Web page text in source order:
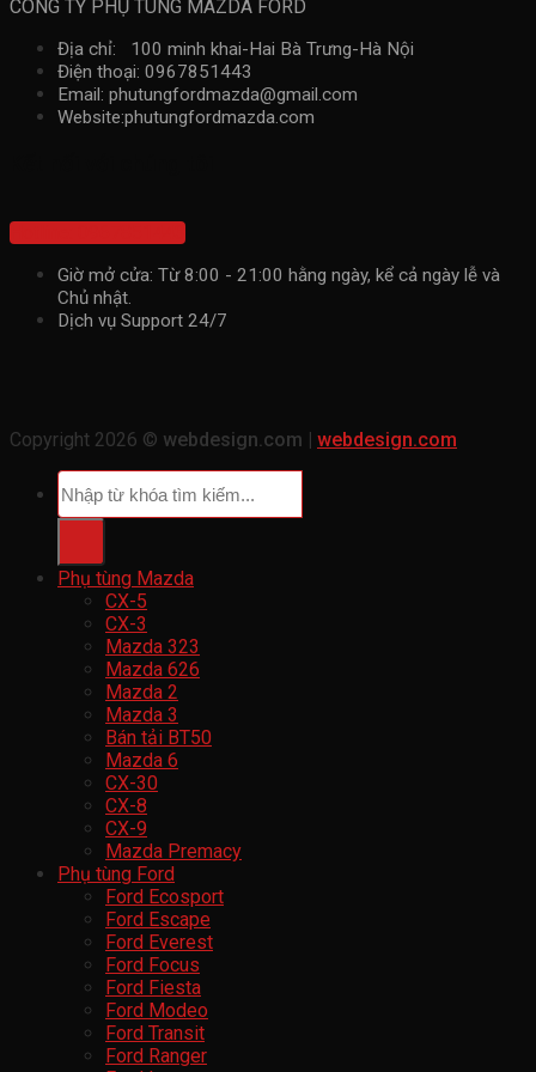
CÔNG TY PHỤ TÙNG MAZDA FORD
Địa chỉ: 100 minh khai-Hai Bà Trưng-Hà Nội
Điện thoại: 0967851443
Email: phutungfordmazda@gmail.com
Website:phutungfordmazda.com
Giờ mở cửa: Từ 8:00 - 21:00 hằng ngày, kể cả ngày lễ và
Chủ nhật.
Dịch vụ Support 24/7
Copyright 2026 © webdesign.com | webdesign.com
Tìm
kiếm:
Phụ tùng Mazda
CX-5
CX-3
Mazda 323
Mazda 626
Mazda 2
Mazda 3
Bán tải BT50
Mazda 6
CX-30
CX-8
CX-9
Mazda Premacy
Phụ tùng Ford
Ford Ecosport
Ford Escape
Ford Everest
Ford Focus
Ford Fiesta
Ford Modeo
Ford Transit
Ford Ranger